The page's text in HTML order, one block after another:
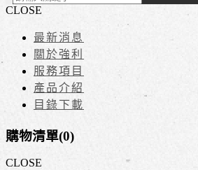
CLOSE
最新消息
關於強利
服務項目
產品介紹
目錄下載
購物清單(0)
CLOSE